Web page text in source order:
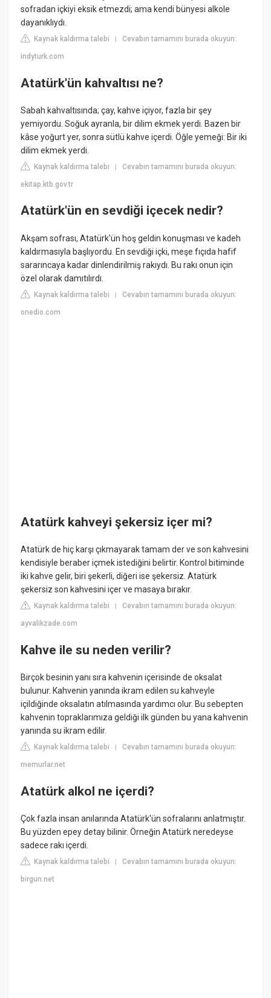
sofradan içkiyi eksik etmezdi; ama kendi bünyesi alkole
dayanıklıydı.
Kaynak kaldırma talebi |Cevabın tamamını burada okuyun:
indyturk.com
Atatürk'ün kahvaltısı ne?
Sabah kahvaltısında; çay, kahve içiyor, fazla bir şey
yemiyordu. Soğuk ayranla, bir dilim ekmek yerdi. Bazen bir
kâse yoğurt yer, sonra sütlü kahve içerdi. Öğle yemeği: Bir iki
dilim ekmek yerdi.
Kaynak kaldırma talebi |Cevabın tamamını burada okuyun:
ekitap.ktb.gov.tr
Atatürk'ün en sevdiği içecek nedir?
Akşam sofrası, Atatürk'ün hoş geldin konuşması ve kadeh
kaldırmasıyla başlıyordu. En sevdiği içki, meşe fıçıda hafif
sararıncaya kadar dinlendirilmiş rakıydı. Bu rakı onun için
özel olarak damıtılırdı.
Kaynak kaldırma talebi |Cevabın tamamını burada okuyun:
onedio.com
Atatürk kahveyi şekersiz içer mi?
Atatürk de hiç karşı çıkmayarak tamam der ve son kahvesini
kendisiyle beraber içmek istediğini belirtir. Kontrol bitiminde
iki kahve gelir, biri şekerli, diğeri ise şekersiz. Atatürk
şekersiz son kahvesini içer ve masaya bırakır.
Kaynak kaldırma talebi |Cevabın tamamını burada okuyun:
ayvalikzade.com
Kahve ile su neden verilir?
Birçok besinin yanı sıra kahvenin içerisinde de oksalat
bulunur. Kahvenin yanında ikram edilen su kahveyle
içildiğinde oksalatın atılmasında yardımcı olur. Bu sebepten
kahvenin topraklarımıza geldiği ilk günden bu yana kahvenin
yanında su ikram edilir.
Kaynak kaldırma talebi |Cevabın tamamını burada okuyun:
memurlar.net
Atatürk alkol ne içerdi?
Çok fazla insan anılarında Atatürk'ün sofralarını anlatmıştır.
Bu yüzden epey detay bilinir. Örneğin Atatürk neredeyse
sadece rakı içerdi.
Kaynak kaldırma talebi |Cevabın tamamını burada okuyun:
birgun.net